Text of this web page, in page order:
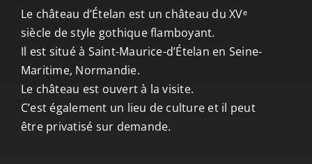
Le château d’Ételan est un château du XVᵉ
siècle de style gothique flamboyant.
Il est situé à Saint-Maurice-d’Ételan en Seine-
Maritime, Normandie.
Le château est ouvert à la visite.
C’est également un lieu de culture et il peut
être privatisé sur demande.